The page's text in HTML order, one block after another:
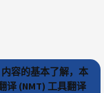
容的基本了解，本
译 (NMT) 工具翻译